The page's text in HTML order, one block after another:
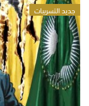
جديد التسريبات